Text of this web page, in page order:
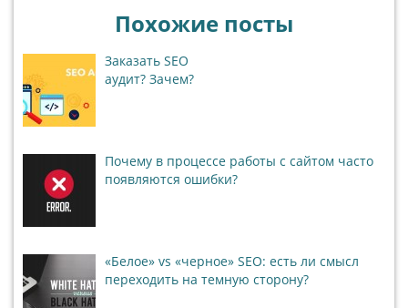
Похожие посты
Заказать SEO
аудит? Зачем?
Почему в процессе работы с сайтом часто
появляются ошибки?
«Белое» vs «черное» SEO: есть ли смысл
переходить на темную сторону?